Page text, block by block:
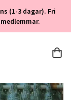
(1-3 dagar). Fri